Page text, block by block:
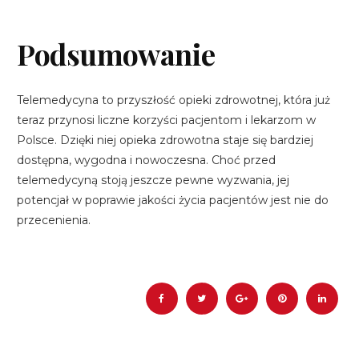
Podsumowanie
Telemedycyna to przyszłość opieki zdrowotnej, która już
teraz przynosi liczne korzyści pacjentom i lekarzom w
Polsce. Dzięki niej opieka zdrowotna staje się bardziej
dostępna, wygodna i nowoczesna. Choć przed
telemedycyną stoją jeszcze pewne wyzwania, jej
potencjał w poprawie jakości życia pacjentów jest nie do
przecenienia.